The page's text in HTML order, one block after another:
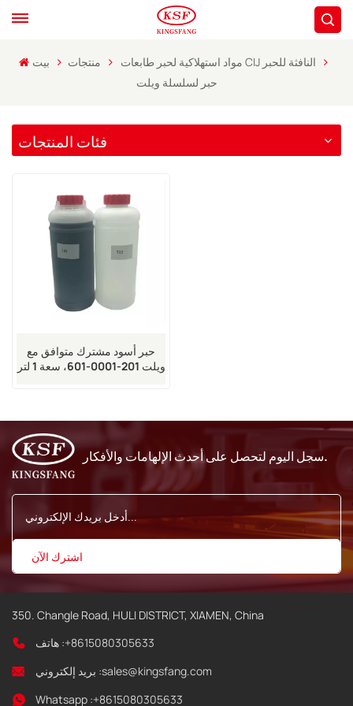
بيت منتجات
مواد استهلاكية لحبر طابعات CIJ النافثة للحبر
حبر لسلسلة ويلت
فئات المنتجات
حبر أسود مشترك متوافق مع
ويلت 201-0001-601، سعة 1 لتر
سجل اليوم لتحصل على أحدث الإلهامات والأفكار.
350. Changle Road, HULI DISTRICT, XIAMEN, China
هاتف :+8615080305633
بريد إلكتروني :sales@kingsfang.com
Whatsapp :+8615080305633